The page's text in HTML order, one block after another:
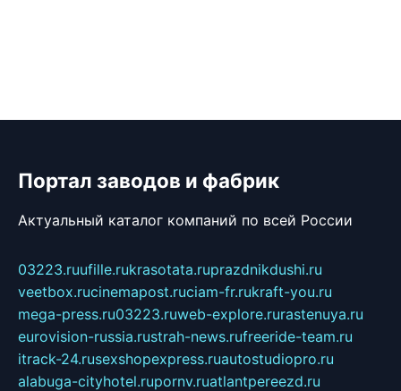
Портал заводов и фабрик
Актуальный каталог компаний по всей России
03223.ruufille.rukrasotata.ruprazdnikdushi.ru
veetbox.rucinemapost.ruciam-fr.rukraft-you.ru
mega-press.ru03223.ruweb-explore.rurastenuya.ru
eurovision-russia.rustrah-news.rufreeride-team.ru
itrack-24.rusexshopexpress.ruautostudiopro.ru
alabuga-cityhotel.rupornv.ruatlantpereezd.ru